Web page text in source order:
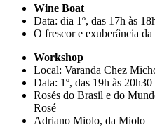
Wine Boat
Data: dia 1º, das 17h às
O frescor e exuberância
Workshop
Local: Varanda Chez
Data: 1º, das 19h às 20h30
Rosés do Brasil e do
Rosé
Adriano Miolo, da Miolo